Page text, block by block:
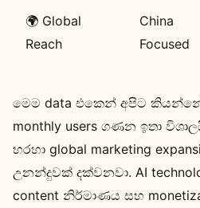
🌍 Global
Reach
China
Focused
මෙම data එකෙන් අපිට කියන්නේ
monthly users ගණන ඉතා
හරහා global marketing
උනන්දුවක් දක්වනවා. AI
content නිර්මාණය සහ